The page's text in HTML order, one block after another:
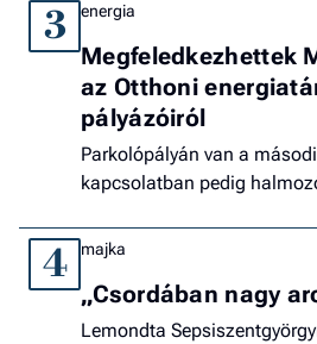
3 energia
Megfeledkezhettek
az Otthoni
pályázóiról
Parkolópályán van a
kapcsolatban pedig
4 majka
„Csordában nagy
Lemondta